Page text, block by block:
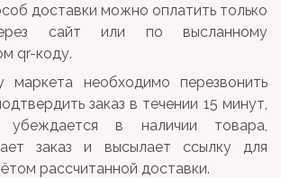
доставки можно оплатить только
сайт или по высланному
qr-коду.
маркета необходимо перезвонить
заказ в течении 15 минут,
убеждается в наличии товара,
заказ и высылает ссылку для
рассчитанной доставки.